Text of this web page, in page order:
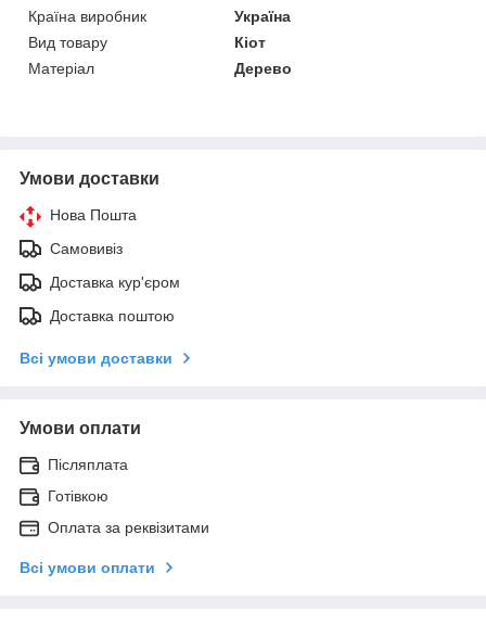
Країна виробник
Україна
Вид товару
Кіот
Матеріал
Дерево
Умови доставки
Нова Пошта
Самовивіз
Доставка кур'єром
Доставка поштою
Всі умови доставки
Умови оплати
Післяплата
Готівкою
Оплата за реквізитами
Всі умови оплати